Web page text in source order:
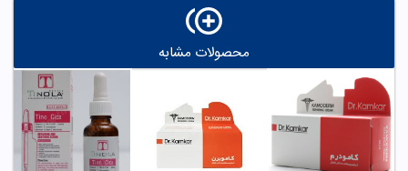
محصولات مشابه